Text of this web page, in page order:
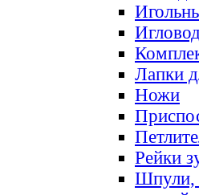
Лапки
Ножи
Рейки
Шпули,